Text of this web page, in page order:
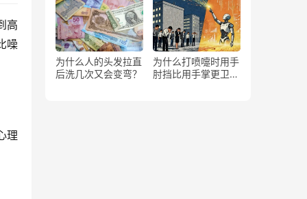
高
噪
理
为什么人的头发拉直
后洗几次又会变弯？
为什么打喷嚏时用手
肘挡比用手掌更卫